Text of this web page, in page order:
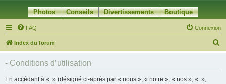
Photos Conseils Divertissements Boutique
FAQ Connexion
Index du forum
- Conditions d’utilisation
En accédant à « » (désigné ci-après par « nous », « notre », « nos », « »,